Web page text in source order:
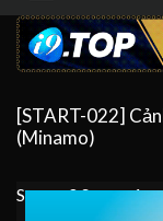
[START-022]
(Minamo)
Server 0Server 1